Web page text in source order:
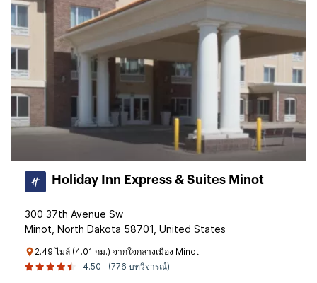
Holiday Inn Express & Suites Minot
300 37th Avenue Sw
Minot, North Dakota 58701, United States
2.49 ไมล์ (4.01 กม.) จากใจกลางเมือง Minot
4.50
(776 บทวิจารณ์)